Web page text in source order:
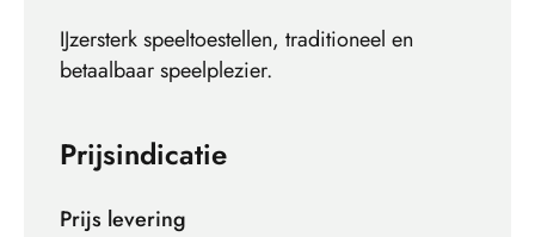
IJzersterk speeltoestellen, traditioneel en
betaalbaar speelplezier.
Prijsindicatie
Prijs levering